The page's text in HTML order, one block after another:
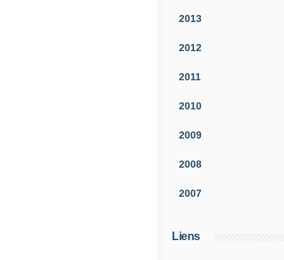
2013
2012
2011
2010
2009
2008
2007
Liens